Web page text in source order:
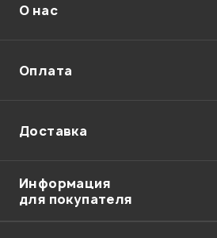
О нас
Оплата
Доставка
Информация
для покупателя